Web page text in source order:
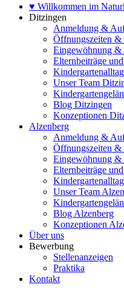
♥ Willkommen im
Ditzingen
Anmeldung &
Öffnungszeiten &
Eingewöhnung &
Elternbeiträge
Unser Team
Blog Ditzingen
Konzeptionen
Alzenberg
Anmeldung &
Öffnungszeiten &
Eingewöhnung &
Elternbeiträge
Unser Team
Blog Alzenberg
Konzeptionen
Über uns
Bewerbung
Stellenanzeigen
Praktika
Kontakt